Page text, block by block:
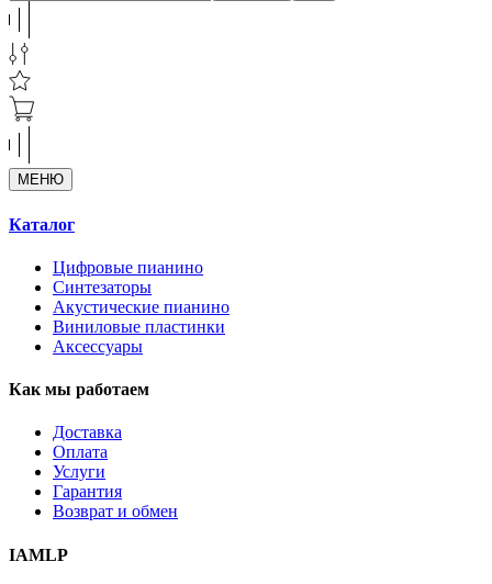
МЕНЮ
Каталог
Цифровые пианино
Синтезаторы
Акустические пианино
Виниловые пластинки
Аксессуары
Как мы работаем
Доставка
Оплата
Услуги
Гарантия
Возврат и обмен
IAMLP